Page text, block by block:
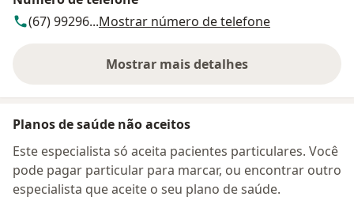
(67) 99296...Mostrar número de telefone
Mostrar mais detalhes
sobre o endereço
Planos de saúde não aceitos
Este especialista só aceita pacientes particulares. Você
pode pagar particular para marcar, ou encontrar outro
especialista que aceite o seu plano de saúde.